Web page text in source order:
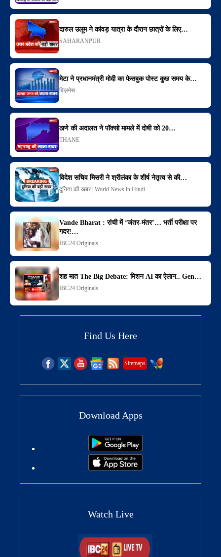
दारुल उलूम ने कांवड़ यात्रा के दौरान छात्रों के लिए…
SAHARANPUR
मेटा ने प्रधानमंत्री मोदी का फेसबुक पोस्ट कुछ समय के…
बिज़नेस
ठाणे की अदालत ने पॉक्सो मामले में दोषी को 20…
THANE
विदेश सचिव मिसरी ने श्रीलंका के शीर्ष नेतृत्व से की…
दुनिया की खबर | World News in Hindi
Vande Bharat : रांची में ‘जंतर-मंतर’… भर्ती परीक्षा पर
गदर!…
IBC24 Originals
शह मात The Big Debate: मिशन AI का ऐलान.. Gen…
IBC24 Originals
Find Us Here
Sitemaps
Download Apps
Watch Live